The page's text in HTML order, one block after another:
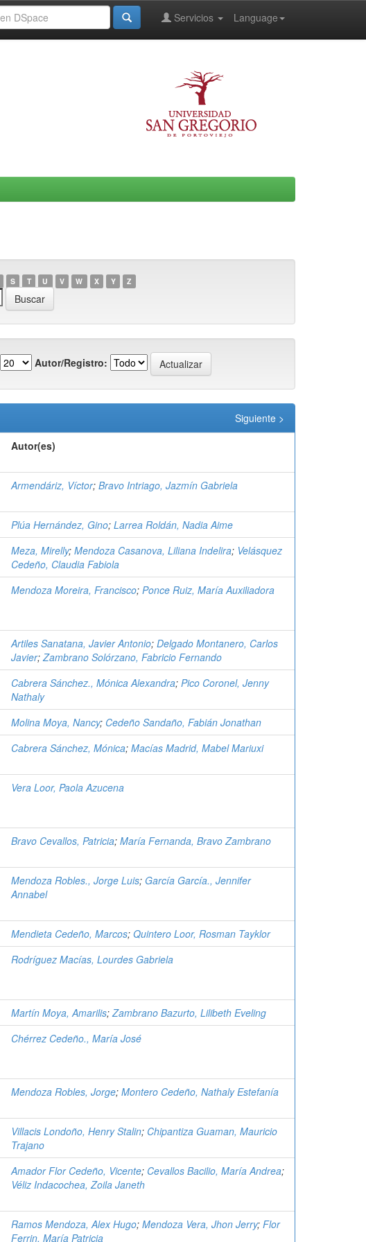
Language
Servicios
S T U V W X Y Z
Autor/Registro:
Siguiente >
Autor(es)
Armendáriz, Víctor; Bravo Intriago, Jazmín Gabriela
Plúa Hernández, Gino; Larrea Roldán, Nadia Aime
Meza, Mirelly; Mendoza Casanova, Liliana Indelira; Velásquez
Cedeño, Claudia Fabiola
Mendoza Moreira, Francisco; Ponce Ruiz, María Auxiliadora
Artiles Sanatana, Javier Antonio; Delgado Montanero, Carlos
Javier;Zambrano Solórzano, Fabricio Fernando
Cabrera Sánchez., Mónica Alexandra; Pico Coronel, Jenny
Nathaly
Molina Moya, Nancy; Cedeño Sandaño, Fabián Jonathan
Cabrera Sánchez, Mónica; Macías Madrid, Mabel Mariuxi
Vera Loor, Paola Azucena
Bravo Cevallos, Patricia; María Fernanda, Bravo Zambrano
Mendoza Robles., Jorge Luis; García García., Jennifer
Annabel
Mendieta Cedeño, Marcos; Quintero Loor, Rosman Tayklor
Rodríguez Macías, Lourdes Gabriela
Martín Moya, Amarilis;Zambrano Bazurto, Lilibeth Eveling
Chérrez Cedeño., María José
Mendoza Robles, Jorge; Montero Cedeño, Nathaly Estefanía
Villacis Londoño, Henry Stalin; Chipantiza Guaman, Mauricio
Trajano
Amador Flor Cedeño, Vicente; Cevallos Bacilio, María Andrea;
Véliz Indacochea, Zoila Janeth
Ramos Mendoza, Alex Hugo; Mendoza Vera, Jhon Jerry; Flor
Ferrin, María Patricia